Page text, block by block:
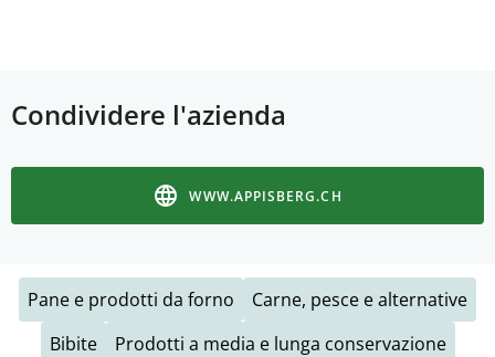
Condividere l'azienda
WWW.APPISBERG.CH
Pane e prodotti da forno
Carne, pesce e alternative
Bibite
Prodotti a media e lunga conservazione